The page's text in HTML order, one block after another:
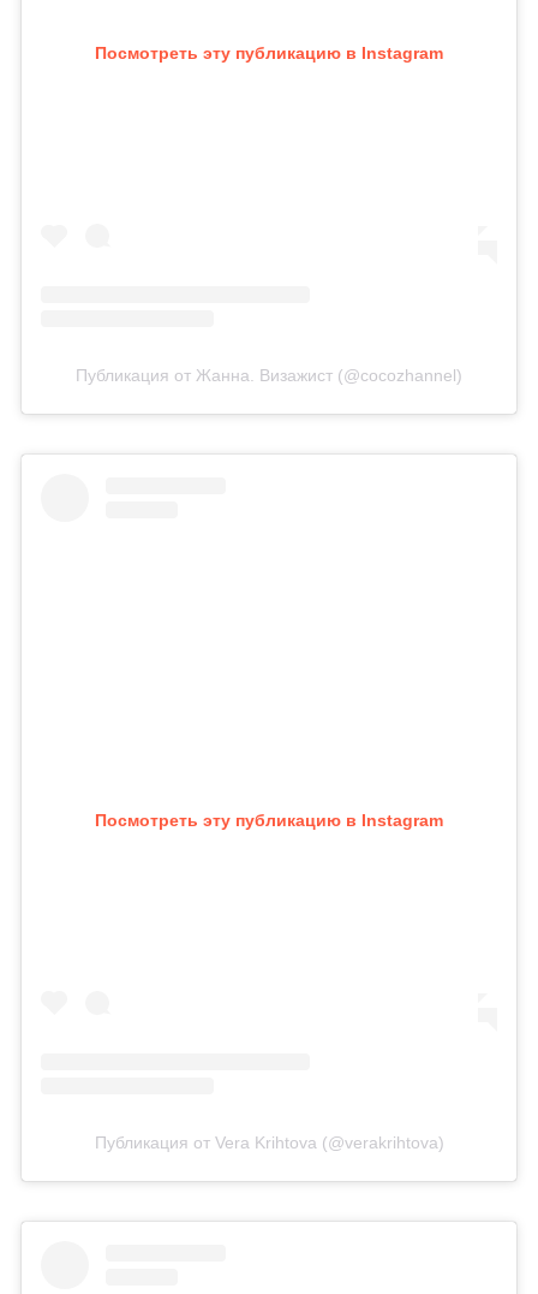
Посмотреть эту публикацию в Instagram
Публикация от Жанна. Визажист (@cocozhannel)
Посмотреть эту публикацию в Instagram
Публикация от Vera Krihtova (@verakrihtova)